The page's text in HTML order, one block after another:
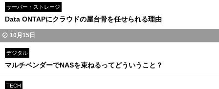
サーバー・ストレージ
Data ONTAPにクラウドの屋台骨を任せられる理由
10月15日
デジタル
マルチベンダーでNASを束ねるってどういうこと？
TECH